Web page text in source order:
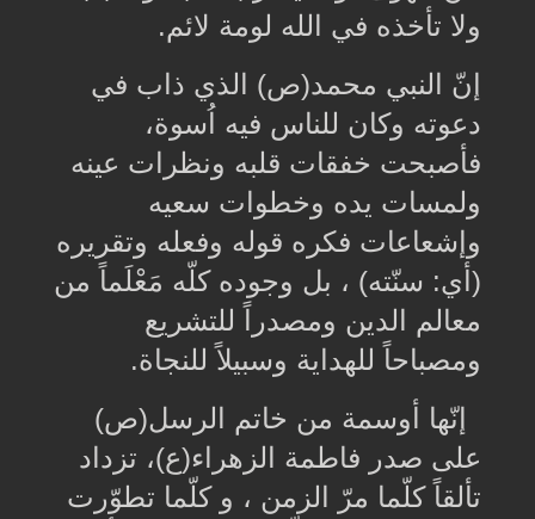
ولا تأخذه في الله لومة لائم.
إنّ النبي محمد(ص) الذي ذاب في
دعوته وكان للناس فيه اُسوة،
فأصبحت خفقات قلبه ونظرات عينه
ولمسات يده وخطوات سعيه
وإشعاعات فكره قوله وفعله وتقريره
(أي: سنّته) ، بل وجوده كلّه مَعْلَماً من
معالم الدين ومصدراً للتشريع
ومصباحاً للهداية وسبيلاً للنجاة.
إنّها أوسمة من خاتم الرسل(ص)
على صدر فاطمة الزهراء(ع)، تزداد
تألقاً كلّما مرّ الزمن ، و كلّما تطوّرت